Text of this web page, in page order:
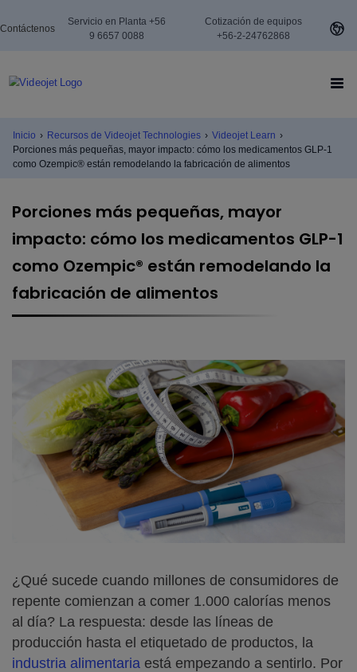
Contáctenos
Servicio en Planta +56
9 6657 0088
Cotización de equipos
+56-2-24762868
Inicio › Recursos de Videojet Technologies › Videojet Learn ›
Porciones más pequeñas, mayor impacto: cómo los medicamentos GLP-1
como Ozempic® están remodelando la fabricación de alimentos
Porciones más pequeñas, mayor
impacto: cómo los medicamentos GLP-1
como Ozempic® están remodelando la
fabricación de alimentos
¿Qué sucede cuando millones de consumidores de
repente comienzan a comer 1.000 calorías menos
al día? La respuesta: desde las líneas de
producción hasta el etiquetado de productos, la
industria alimentaria está empezando a sentirlo. Por